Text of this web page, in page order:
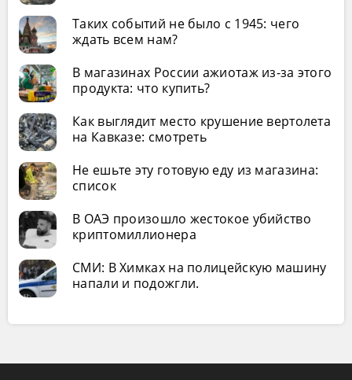
Таких событий не было с 1945: чего
ждать всем нам?
В магазинах России ажиотаж из-за этого
продукта: что купить?
Как выглядит место крушение вертолета
на Кавказе: смотреть
Не ешьте эту готовую еду из магазина:
список
В ОАЭ произошло жестокое убийство
криптомиллионера
СМИ: В Химках на полицейскую машину
напали и подожгли.